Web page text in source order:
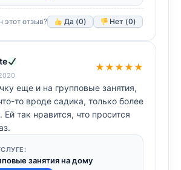
этот отзыв? Да (0) Нет (0)
★★★★★
еще и на групповые занятия,
то вроде садика, только более
Ей так нравится, что просится
занятия на дому